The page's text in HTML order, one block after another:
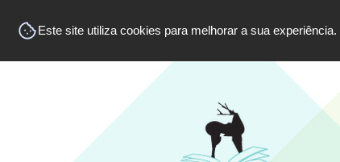
Este site utiliza cookies para melhorar a sua experiência.